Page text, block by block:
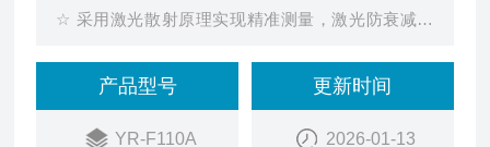
☆ 采用激光散射原理实现精准测量，激光防衰减技
☆ RS485总线，4G或者LoRa无线（选配）；
☆ 标准三线制4-20mA电流输出，抗干扰能力强，易
于远距离信号传输；
产品型号
YR-F110A
更新时间
2026-01-13